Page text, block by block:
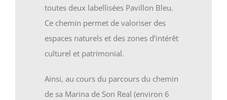
toutes deux labellisées Pavillon Bleu.
Ce chemin permet de valoriser des
espaces naturels et des zones d’intérêt
culturel et patrimonial.
Ainsi, au cours du parcours du chemin
de sa Marina de Son Real (environ 6